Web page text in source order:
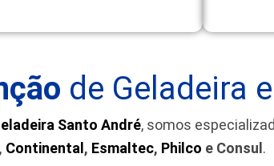
de Geladeira
Santo André, somos
, Continental , Esmaltec, Philco e Consul .